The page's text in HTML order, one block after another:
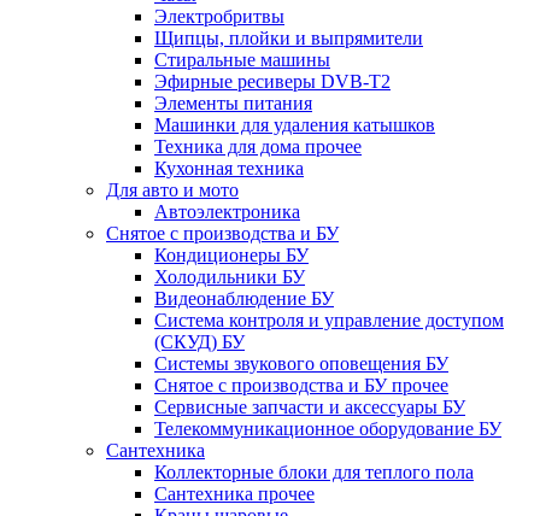
Электробритвы
Щипцы, плойки и выпрямители
Стиральные машины
Эфирные ресиверы DVB-T2
Элементы питания
Машинки для удаления катышков
Техника для дома прочее
Кухонная техника
Для авто и мото
Автоэлектроника
Снятое с производства и БУ
Кондиционеры БУ
Холодильники БУ
Видеонаблюдение БУ
Система контроля и управление доступом
(СКУД) БУ
Системы звукового оповещения БУ
Снятое с производства и БУ прочее
Сервисные запчасти и аксессуары БУ
Телекоммуникационное оборудование БУ
Сантехника
Коллекторные блоки для теплого пола
Сантехника прочее